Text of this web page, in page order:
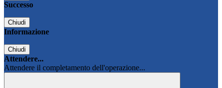
Successo
Chiudi
Informazione
Chiudi
Attendere...
Attendere il completamento dell'operazione...